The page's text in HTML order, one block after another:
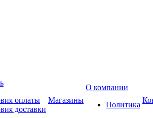
оплаты
доставки
Магазины
О компании
Политика